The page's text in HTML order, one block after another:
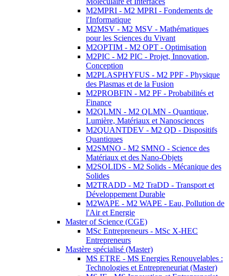
M2MPRI - M2 MPRI - Fondements de
l'Informatique
M2MSV - M2 MSV - Mathématiques
pour les Sciences du Vivant
M2OPTIM - M2 OPT - Optimisation
M2PIC - M2 PIC - Projet, Innovation,
Conception
M2PLASPHYFUS - M2 PPF - Physique
des Plasmas et de la Fusion
M2PROBFIN - M2 PF - Probabilités et
Finance
M2QLMN - M2 QLMN - Quantique,
Lumière, Matériaux et Nanosciences
M2QUANTDEV - M2 QD - Dispositifs
Quantiques
M2SMNO - M2 SMNO - Science des
Matériaux et des Nano-Objets
M2SOLIDS - M2 Solids - Mécanique des
Solides
M2TRADD - M2 TraDD - Transport et
Développement Durable
M2WAPE - M2 WAPE - Eau, Pollution de
l'Air et Energie
Master of Science (CGE)
MSc Entrepreneurs - MSc X-HEC
Entrepreneurs
Mastère spécialisé (Master)
MS ETRE - MS Energies Renouvelables :
Technologies et Entrepreneuriat (Master)